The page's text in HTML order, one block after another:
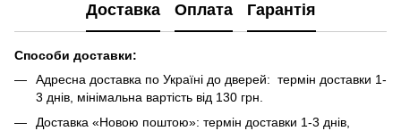
Доставка Оплата Гарантія
Способи доставки:
Адресна доставка по Україні до дверей: термін доставки 1-
3 днів, мінімальна вартість від 130 грн.
Доставка «Новою поштою»: термін доставки 1-3 днів,